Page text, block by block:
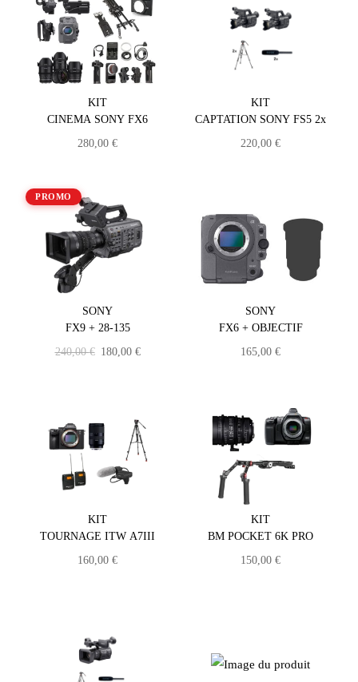
KIT
CINEMA SONY FX6
280,00 €
KIT
CAPTATION SONY FS5 2x
220,00 €
PROMO
SONY
FX9 + 28-135
240,00€ 180,00 €
SONY
FX6 + OBJECTIF
165,00 €
KIT
TOURNAGE ITW A7III
160,00 €
KIT
BM POCKET 6K PRO
150,00 €